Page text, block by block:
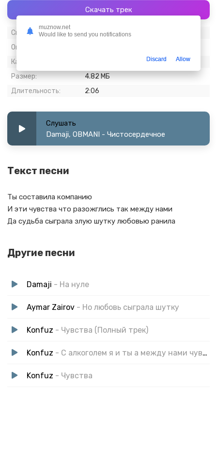
Скачать трек
Скачиваний:
501
Опубликовано:
Качество:
Размер:
4.82 МБ
Длительность:
2:06
Слушать
Damaji, OBMANI - Чистосердечное
Текст песни
Ты составила компанию
И эти чувства что разожглись так между нами
Да судьба сыграла злую шутку любовью ранила
Другие песни
Damaji - На нуле
Aymar Zairov - Но любовь сыграла шутку
Konfuz - Чувства (Полный трек)
Konfuz - С алкоголем я и ты а между нами чувства
Konfuz - Чувства
muznow.net
Would like to send you notifications
Discard Allow